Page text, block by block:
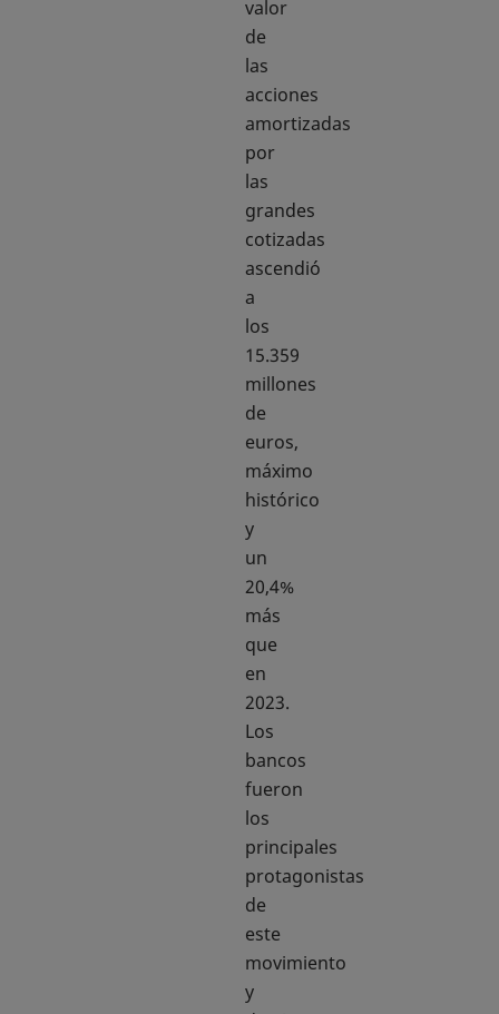
valor
de
las
acciones
amortizadas
por
las
grandes
cotizadas
ascendió
a
los
15.359
millones
de
euros,
máximo
histórico
y
un
20,4%
más
que
en
2023.
Los
bancos
fueron
los
principales
protagonistas
de
este
movimiento
y